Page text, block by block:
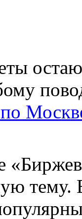
по
тему.